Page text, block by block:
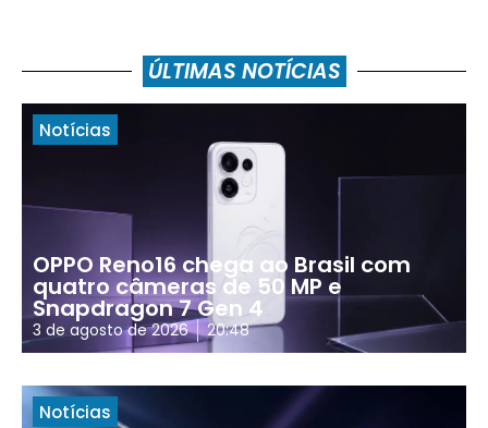
ÚLTIMAS NOTÍCIAS
Notícias
OPPO Reno16 chega ao Brasil com
quatro câmeras de 50 MP e
Snapdragon 7 Gen 4
3 de agosto de 2026 20:48
Notícias